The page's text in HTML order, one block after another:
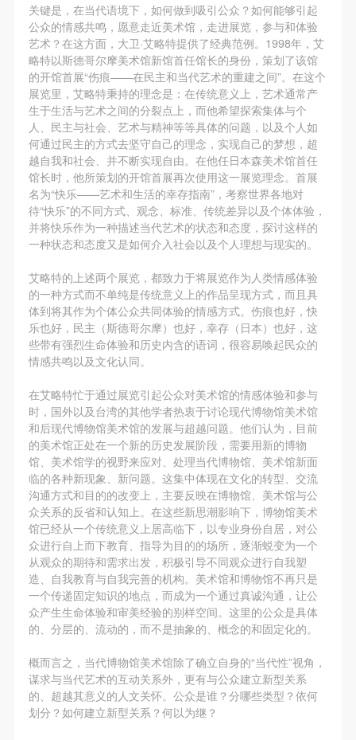
关键是，在当代语境下，如何做到吸引公众？如何能够引起
公众的情感共鸣，愿意走近美术馆，走进展览，参与和体验
艺术？在这方面，大卫·艾略特提供了经典范例。1998年，艾
略特以斯德哥尔摩美术馆新馆首任馆长的身份，策划了该馆
的开馆首展“伤痕——在民主和当代艺术的重建之间”。在这个
展览里，艾略特秉持的理念是：在传统意义上，艺术通常产
生于生活与艺术之间的分裂点上，而他希望探索集体与个
人、民主与社会、艺术与精神等等具体的问题，以及个人如
何通过民主的方式去坚守自己的理念，实现自己的梦想，超
越自我和社会、并不断实现自由。在他任日本森美术馆首任
馆长时，他所策划的开馆首展再次使用这一展览理念。首展
名为“快乐——艺术和生活的幸存指南”，考察世界各地对
待“快乐”的不同方式、观念、标准、传统差异以及个体体验，
并将快乐作为一种描述当代艺术的状态和态度，探讨这样的
一种状态和态度又是如何介入社会以及个人理想与现实的。
艾略特的上述两个展览，都致力于将展览作为人类情感体验
的一种方式而不单纯是传统意义上的作品呈现方式，而且具
体到将其作为个体公众共同体验的情感方式。伤痕也好，快
乐也好，民主（斯德哥尔摩）也好，幸存（日本）也好，这
些带有强烈生命体验和历史内含的语词，很容易唤起民众的
情感共鸣以及文化认同。
在艾略特忙于通过展览引起公众对美术馆的情感体验和参与
时，国外以及台湾的其他学者热衷于讨论现代博物馆美术馆
和后现代博物馆美术馆的发展与超越问题。他们认为，目前
的美术馆正处在一个新的历史发展阶段，需要用新的博物
馆、美术馆学的视野来应对、处理当代博物馆、美术馆新面
临的各种新现象、新问题。这集中体现在文化的转型、交流
沟通方式和目的的改变上，主要反映在博物馆、美术馆与公
众关系的反省和认知上。在这些新思潮影响下，博物馆美术
馆已经从一个传统意义上居高临下，以专业身份自居，对公
众进行自上而下教育、指导为目的的场所，逐渐蜕变为一个
从观众的期待和需求出发，积极引导不同观众进行自我塑
造、自我教育与自我完善的机构。美术馆和博物馆不再只是
一个传递固定知识的地点，而成为一个通过真诚沟通，让公
众产生生命体验和审美经验的别样空间。这里的公众是具体
的、分层的、流动的，而不是抽象的、概念的和固定化的。
概而言之，当代博物馆美术馆除了确立自身的“当代性”视角，
谋求与当代艺术的互动关系外，更有与公众建立新型关系
的、超越其意义的人文关怀。公众是谁？分哪些类型？依何
划分？如何建立新型关系？何以为继？